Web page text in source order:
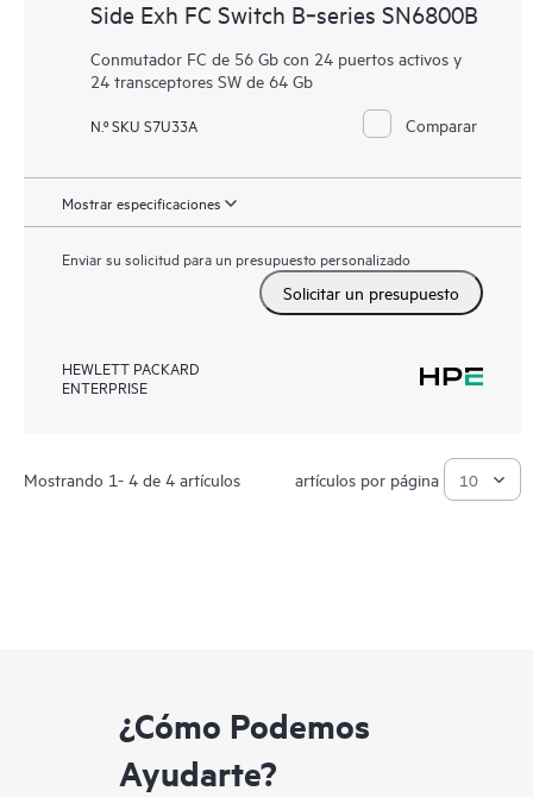
Side Exh FC Switch B‑series SN6800B
Conmutador FC de 56 Gb con 24 puertos activos y
24 transceptores SW de 64 Gb
N.º SKU S7U33A Comparar
Mostrar especificaciones
Enviar su solicitud para un presupuesto personalizado
Solicitar un presupuesto
HEWLETT PACKARD
ENTERPRISE
Mostrando 1- 4 de 4 artículos artículos por página
¿Cómo Podemos
Ayudarte?